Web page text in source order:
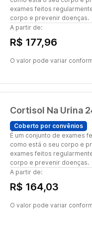
exames feitos
corpo e prevenir doenças.
A partir de:
R$ 177,96
O valor pode variar
Cortisol Na Urina
Coberto por convênios
É um conjunto de exames
como está o seu corpo e
exames feitos
corpo e prevenir doenças.
A partir de:
R$ 164,03
O valor pode variar